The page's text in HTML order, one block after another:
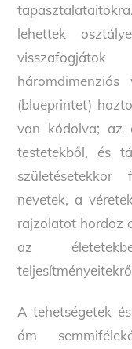
lehettek
(blueprintet)
van kódolva; az
testetekből, és
nevetek, a
rajzolatot hordoz
az
A tehetségetek
ám